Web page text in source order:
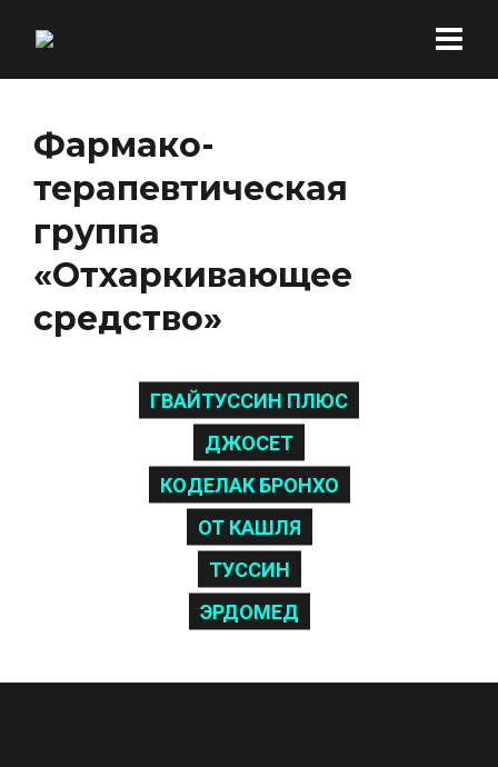
Фармако-
терапевтическая
группа
«Отхаркивающее
средство»
ГВАЙТУССИН ПЛЮС
ДЖОСЕТ
КОДЕЛАК БРОНХО
ОТ КАШЛЯ
ТУССИН
ЭРДОМЕД